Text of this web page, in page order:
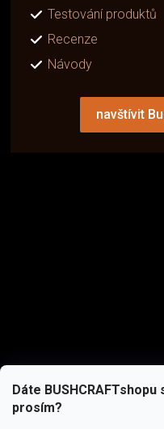
Dáte BUSHCRAFTshopu
prosím?
Testování produktů
Recenze
Návody
navštívit